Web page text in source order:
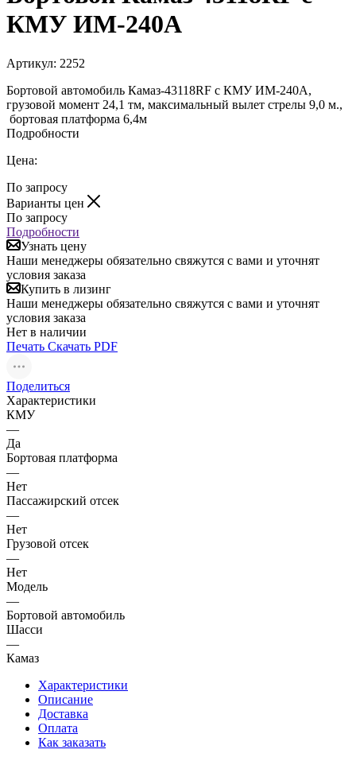
КМУ ИМ-240А
Артикул: 2252
Бортовой автомобиль Камаз-43118RF c КМУ ИМ-240А,
грузовой момент 24,1 тм, максимальный вылет стрелы 9,0 м.,
бортовая платформа 6,4м
Подробности
Цена:
По запросу
Варианты цен
По запросу
Подробности
Узнать цену
Наши менеджеры обязательно свяжутся с вами и уточнят
условия заказа
Купить в лизинг
Наши менеджеры обязательно свяжутся с вами и уточнят
условия заказа
Нет в наличии
Печать Скачать PDF
Поделиться
Характеристики
КМУ
—
Да
Бортовая платформа
—
Нет
Пассажирский отсек
—
Нет
Грузовой отсек
—
Нет
Модель
—
Бортовой автомобиль
Шасси
—
Камаз
Характеристики
Описание
Доставка
Оплата
Как заказать